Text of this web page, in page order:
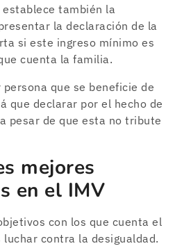
también la
la declaración de la
si este ingreso mínimo es
cuenta la familia.
que se beneficie de
que declarar por el hecho de
pesar de que esta no tribute
mejores
en el IMV
con los que cuenta el
contra la desigualdad.